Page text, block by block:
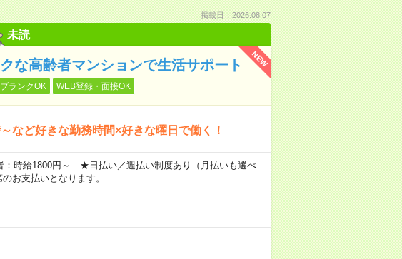
掲載日：2026.08.07
未読
NEW
な高齢者マンションで生活サポート
ブランクOK WEB登録・面接OK
など好きな勤務時間×好きな曜日で働く！
時給1800円～ ★日払い／週払い制度あり（月払いも選べ
お支払いとなります。